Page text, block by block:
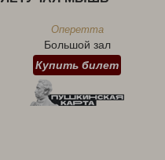
Оперетта
Большой зал
Купить билет